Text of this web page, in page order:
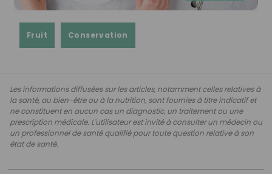
Fruit Conservation
Les informations diffusées sur les articles, notamment celles relatives à
la santé, au bien-être ou à la nutrition, sont fournies à titre indicatif et
ne constituent en aucun cas un diagnostic, un traitement ou une
prescription médicale. L'utilisateur est invité à consulter un médecin ou
un professionnel de santé qualifié pour toute question relative à son
état de santé.